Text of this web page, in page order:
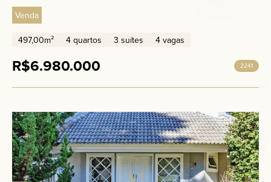
Venda
497,00m² 4 quartos 3 suítes 4 vagas
R$6.980.000 2241